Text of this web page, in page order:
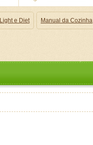
Light e Diet Manual da Cozinha